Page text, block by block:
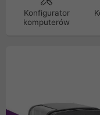
Konfigurator
komputerów